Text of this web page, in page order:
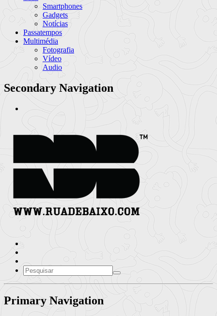
Smartphones
Gadgets
Notícias
Passatempos
Multimédia
Fotografia
Vídeo
Audio
Secondary Navigation
Primary Navigation